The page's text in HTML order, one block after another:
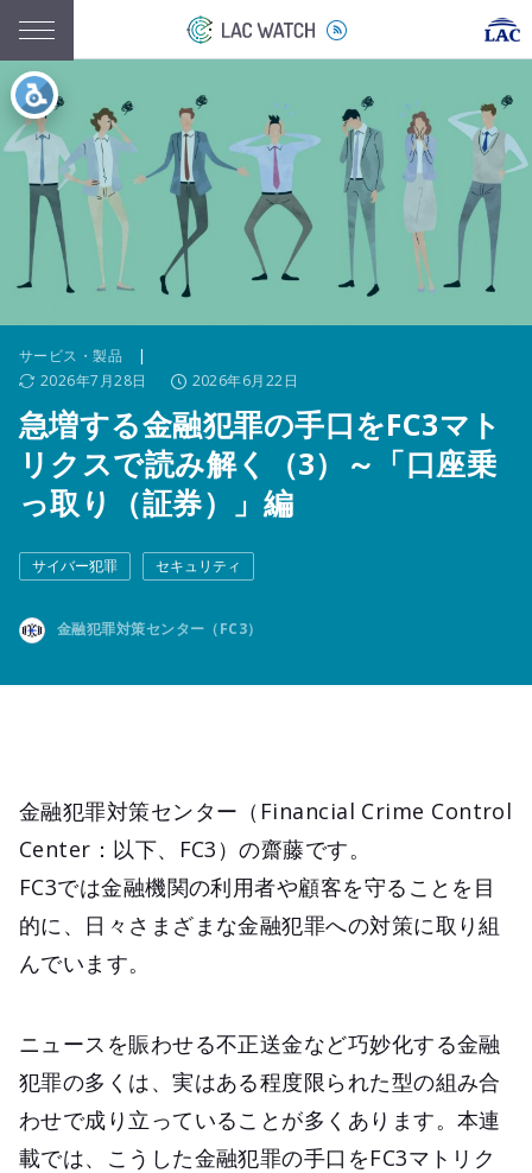
サービス・製品 |
2026年7月28日
2026年6月22日
急増する金融犯罪の手口をFC3マト
リクスで読み解く（3）～「口座乗
っ取り（証券）」編
サイバー犯罪 セキュリティ
金融犯罪対策センター（FC3）
金融犯罪対策センター（Financial Crime Control
Center：以下、FC3）の齋藤です。
FC3では金融機関の利用者や顧客を守ることを目
的に、日々さまざまな金融犯罪への対策に取り組
んでいます。
ニュースを賑わせる不正送金など巧妙化する金融
犯罪の多くは、実はある程度限られた型の組み合
わせで成り立っていることが多くあります。本連
載では、こうした金融犯罪の手口をFC3マトリク